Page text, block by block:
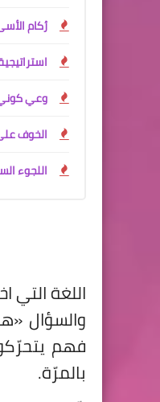
رُكام
وعي كوني
الخوف
اللجوء
اللغة التي
والسؤال
فهم
بالمرّة.